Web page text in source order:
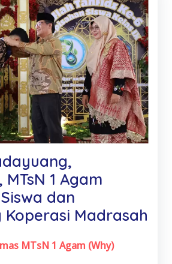
1 Agam
dan
Koperasi Madrasah
MTsN 1 Agam (Why)